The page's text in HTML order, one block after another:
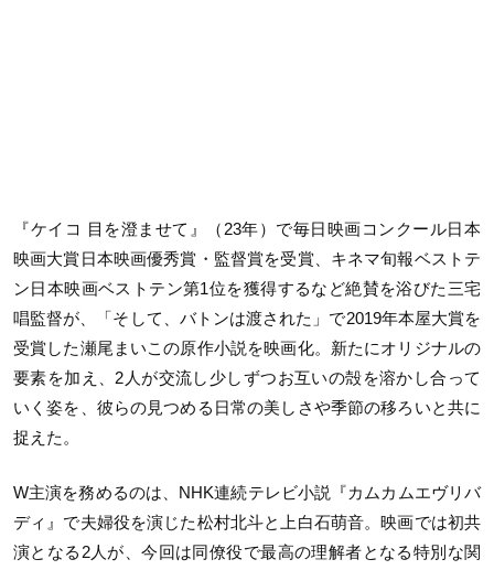
『ケイコ 目を澄ませて』（23年）で毎日映画コンクール日本
映画大賞日本映画優秀賞・監督賞を受賞、キネマ旬報ベストテ
ン日本映画ベストテン第1位を獲得するなど絶賛を浴びた三宅
唱監督が、「そして、バトンは渡された」で2019年本屋大賞を
受賞した瀬尾まいこの原作小説を映画化。新たにオリジナルの
要素を加え、2人が交流し少しずつお互いの殻を溶かし合って
いく姿を、彼らの見つめる日常の美しさや季節の移ろいと共に
捉えた。
W主演を務めるのは、NHK連続テレビ小説『カムカムエヴリバ
ディ』で夫婦役を演じた松村北斗と上白石萌音。映画では初共
演となる2人が、今回は同僚役で最高の理解者となる特別な関